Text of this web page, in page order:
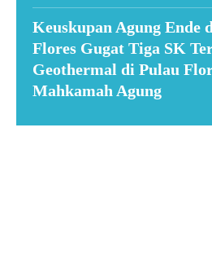
Keuskupan Agung Ende
Flores Gugat Tiga SK
Geothermal di Pulau
Mahkamah Agung